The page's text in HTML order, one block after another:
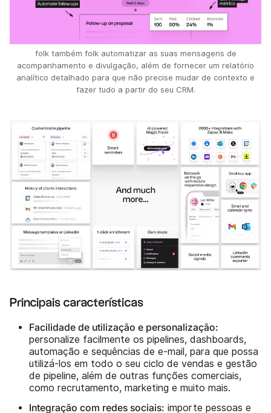
folk também folk automatizar as suas mensagens de
acompanhamento e divulgação, além de fornecer um relatório
analítico detalhado para que não precise mudar de contexto e
fazer tudo a partir do seu CRM.
Principais características
Facilidade de utilização e personalização:
personalize facilmente os pipelines, dashboards,
automação e sequências de e-mail, para que possa
utilizá-los em todo o seu ciclo de vendas e gestão
de pipeline, além de outras funções comerciais,
como recrutamento, marketing e muito mais.
Integração com redes sociais: importe pessoas e